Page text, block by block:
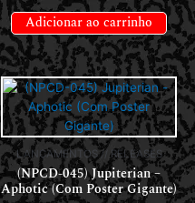
Adicionar ao carrinho
LANÇAMENTOS // RELEASES
(NPCD-045) Jupiterian –
Aphotic (Com Poster Gigante)